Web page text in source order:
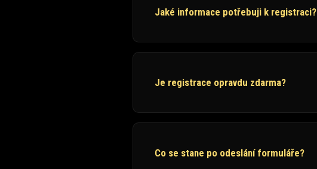
Jaké informace potřebuji k registraci?
Je registrace opravdu zdarma?
Co se stane po odeslání formuláře?